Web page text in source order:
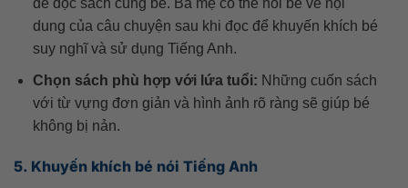
để đọc sách cùng bé. Ba mẹ có thể hỏi bé về nội
dung của câu chuyện sau khi đọc để khuyến khích bé
suy nghĩ và sử dụng Tiếng Anh.
Chọn sách phù hợp với lứa tuổi: Những cuốn sách
với từ vựng đơn giản và hình ảnh rõ ràng sẽ giúp bé
không bị nản.
5. Khuyến khích bé nói Tiếng Anh